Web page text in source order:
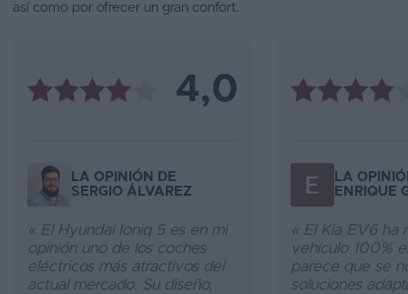
así como por ofrecer un gran confort.
4,0
LA OPINIÓN DE
SERGIO ÁLVAREZ
« El Hyundai Ioniq 5 es en mi
opinión uno de los coches
eléctricos más atractivos del
actual mercado. Su diseño,
LA
ENRIQUE
« El Kia EV6 ha
vehículo 100%
parece que se
soluciones